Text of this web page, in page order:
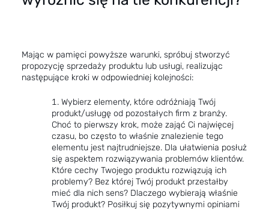
Mając w pamięci powyższe warunki, spróbuj stworzyć
propozycję sprzedaży produktu lub usługi, realizując
następujące kroki w odpowiedniej kolejności:
Wybierz elementy, które odróżniają Twój
produkt/usługę od pozostałych firm z branży.
Choć to pierwszy krok, może zająć Ci najwięcej
czasu, bo często to właśnie znalezienie tego
elementu jest najtrudniejsze. Dla ułatwienia posłuż
się aspektem rozwiązywania problemów klientów.
Które cechy Twojego produktu rozwiązują ich
problemy? Bez której Twój produkt przestałby
mieć dla nich sens? Dlaczego wybierają właśnie
Twój produkt? Posiłkuj się pozytywnymi opiniami